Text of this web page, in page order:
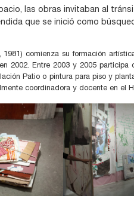
las obras invitaban al
que se inició como
1981) comienza su formación
2002. Entre 2003 y 2005
Patio o pintura para piso y
coordinadora y docente en el